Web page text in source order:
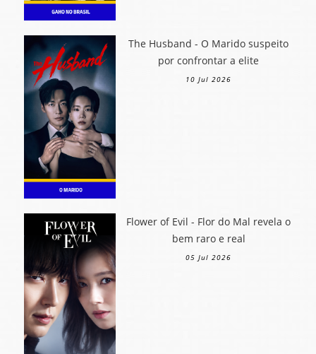
The Husband - O Marido suspeito
por confrontar a elite
10 Jul 2026
Flower of Evil - Flor do Mal revela o
bem raro e real
05 Jul 2026